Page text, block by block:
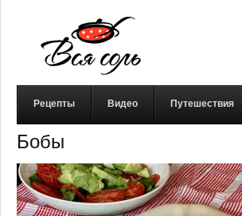
Рецепты Видео Путешествия
Бобы